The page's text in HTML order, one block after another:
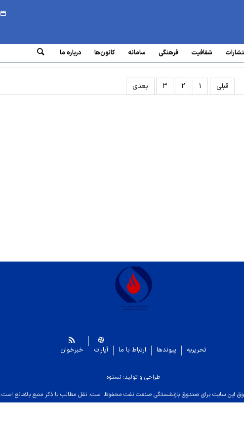
شفافیت فرهنگی سامانه‌ کانون‌ها درباره ما
قبلی
۱ ۲ ۳ بعدی
تحریریه پیوندها ارتباط با ما آپارات خبرخوان
طراحی و تولید: نستوه
این سایت برای صندوق بازنشستگی صنعت نفت محفوظ است. نقل مطالب با ذکر منبع بلامانع است.